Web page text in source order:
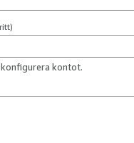
kontot.